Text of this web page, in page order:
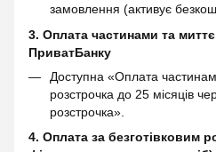
замовлення (активує
3. Оплата частинами та
ПриватБанку
Доступна «Оплата
розстрочка до 25 місяців
розстрочка».
4. Оплата за безготівковим